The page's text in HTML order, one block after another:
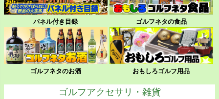
パネル付き目録 ゴルフネタの食品
ゴルフネタのお酒 おもしろゴルフ用品
ゴルフアクセサリ・雑貨